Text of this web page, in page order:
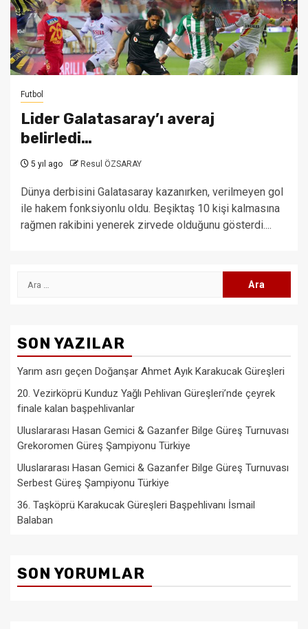
Futbol
Lider Galatasaray’ı averaj
belirledi…
5 yıl ago Resul ÖZSARAY
Dünya derbisini Galatasaray kazanırken, verilmeyen gol
ile hakem fonksiyonlu oldu. Beşiktaş 10 kişi kalmasına
rağmen rakibini yenerek zirvede olduğunu gösterdi....
Arama:
SON YAZILAR
Yarım asrı geçen Doğanşar Ahmet Ayık Karakucak Güreşleri
20. Vezirköprü Kunduz Yağlı Pehlivan Güreşleri’nde çeyrek
finale kalan başpehlivanlar
Uluslararası Hasan Gemici & Gazanfer Bilge Güreş Turnuvası
Grekoromen Güreş Şampiyonu Türkiye
Uluslararası Hasan Gemici & Gazanfer Bilge Güreş Turnuvası
Serbest Güreş Şampiyonu Türkiye
36. Taşköprü Karakucak Güreşleri Başpehlivanı İsmail
Balaban
SON YORUMLAR